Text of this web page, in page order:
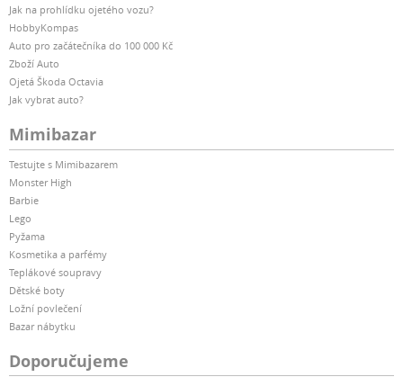
Jak na prohlídku ojetého vozu?
HobbyKompas
Auto pro začátečníka do 100 000 Kč
Zboží Auto
Ojetá Škoda Octavia
Jak vybrat auto?
Mimibazar
Testujte s Mimibazarem
Monster High
Barbie
Lego
Pyžama
Kosmetika a parfémy
Teplákové soupravy
Dětské boty
Ložní povlečení
Bazar nábytku
Doporučujeme